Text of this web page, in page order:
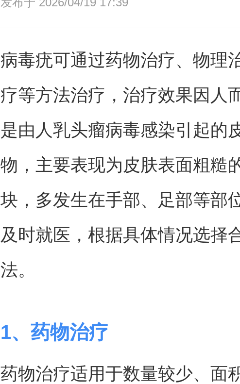
病毒疣可通过药物治疗、物理
疗等方法治疗，治疗效果因人
是由人乳头瘤病毒感染引起的
物，主要表现为皮肤表面粗糙
块，多发生在手部、足部等部
及时就医，根据具体情况选择
法。
1、药物治疗
药物治疗适用于数量较少、面